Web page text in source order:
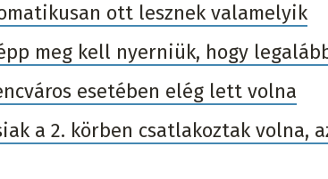
ott lesznek valamelyik
meg kell nyerniük, hogy
esetében elég lett volna
a 2. körben csatlakoztak volna,